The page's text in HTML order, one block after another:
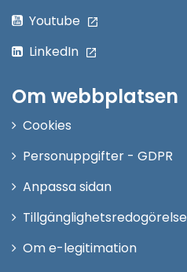
Youtube
LinkedIn
Om webbplatsen
Cookies
Personuppgifter - GDPR
Anpassa sidan
Tillgänglighetsredogörelse
Om e-legitimation